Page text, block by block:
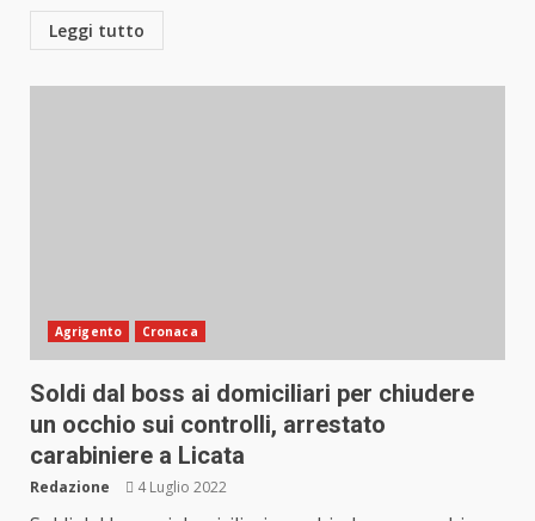
Leggi tutto
Agrigento Cronaca
Soldi dal boss ai domiciliari per chiudere
un occhio sui controlli, arrestato
carabiniere a Licata
Redazione 4 Luglio 2022